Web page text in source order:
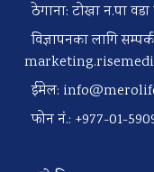
ठेगाना: टोखा न.पा
विज्ञापनका लागि
ईमेल:
फोन नं.: +977-01-